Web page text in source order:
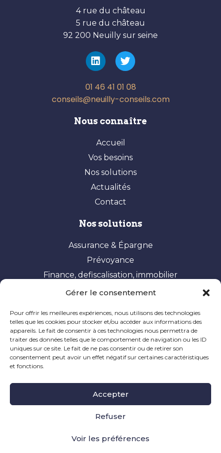
Gérer le consentement
Pour offrir les meilleures expériences, nous utilisons des technologies
telles que les cookies pour stocker et/ou accéder aux informations des
appareils. Le fait de consentir à ces technologies nous permettra de
traiter des données telles que le comportement de navigation ou les ID
uniques sur ce site. Le fait de ne pas consentir ou de retirer son
consentement peut avoir un effet négatif sur certaines caractéristiques
et fonctions.
Accepter
Refuser
Voir les préférences
4 rue du château
5 rue du château
92 200 Neuilly sur seine
01 46 41 01 08
conseils@neuilly-conseils.com
Nous connaître
Accueil
Vos besoins
Nos solutions
Actualités
Contact
Nos solutions
Assurance & Épargne
Prévoyance
Finance, defiscalisation, immobilier
Vos besoins
Constituer et valoriser son patrimoine
Optimisation fiscale
Préparer sa retraite
Ingénierie patrimoniale
Légales|Réclamation
novembre 2024